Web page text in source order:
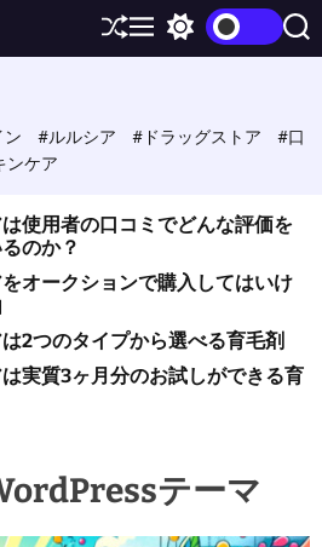
S
h
e
M
e w
h
o
o
S
e
h
ン #ルルシア #ドラッグストア
#口
ンケア
使用者の口コミでどんな評価を
のか？
オークションで購入してはいけ
2つのタイプから選べる育毛剤
実質3ヶ月分のお試しができる育
テーマ